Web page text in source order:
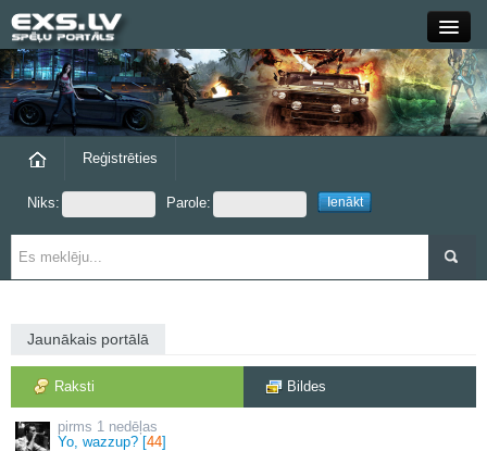
Close
Forums
Grupas
Reģistrēties
Niks: Parole:
Jaunākais portālā
Raksti Bildes
1 nedēļas
Yo, wazzup? [44]